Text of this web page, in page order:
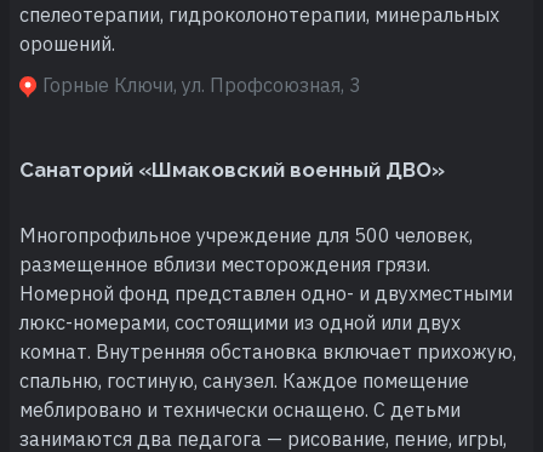
спелеотерапии, гидроколонотерапии, минеральных
орошений.
Горные Ключи, ул. Профсоюзная, 3
Санаторий «Шмаковский военный ДВО»
Многопрофильное учреждение для 500 человек,
размещенное вблизи месторождения грязи.
Номерной фонд представлен одно- и двухместными
люкс-номерами, состоящими из одной или двух
комнат. Внутренняя обстановка включает прихожую,
спальню, гостиную, санузел. Каждое помещение
меблировано и технически оснащено. С детьми
занимаются два педагога — рисование, пение, игры,